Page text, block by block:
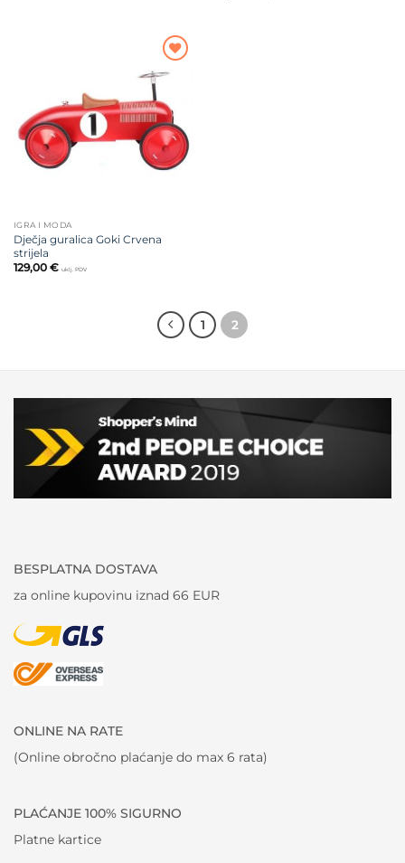
Dodajte
na listu
želja
IGRA I MODA
Dječja guralica Goki Crvena
strijela
129,00 € uklj. PDV
1 2
BESPLATNA DOSTAVA
za online kupovinu iznad 66 EUR
ONLINE NA RATE
(Online obročno plaćanje do max 6 rata)
PLAĆANJE 100% SIGURNO
Platne kartice